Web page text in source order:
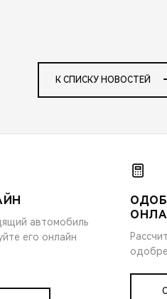
К СПИСКУ НОВОСТЕЙ
автомобиль
его онлайн